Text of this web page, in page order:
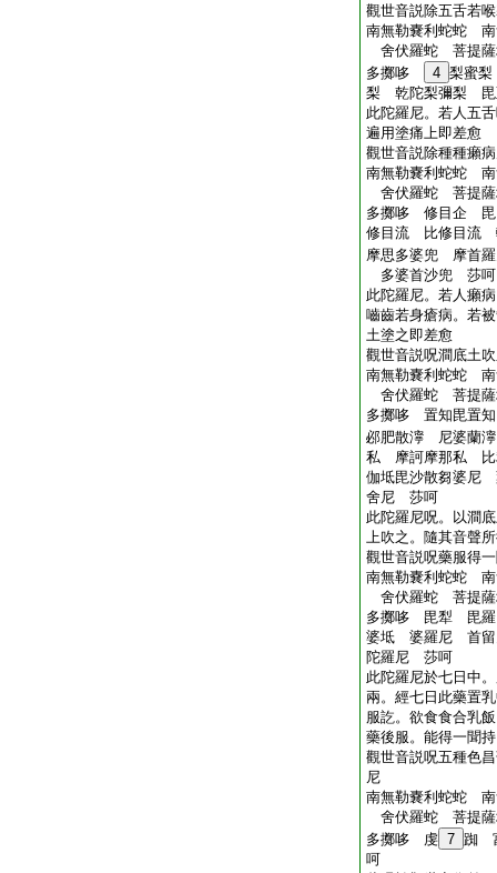
觀世音説除五舌若
南無勒嚢利蛇蛇
舍伏羅蛇 菩提
多擲哆
4 梨蜜
梨 乾陀梨彌梨
此陀羅尼。若人五
遍用塗痛上即差愈
觀世音説除種種癩
南無勒嚢利蛇蛇
舍伏羅蛇 菩提
多擲哆 修目企
修目流 比修目
摩思多婆兜 摩首
多婆首沙兜 莎呵
此陀羅尼。若人癩
嚙齒若身瘡病。若
土塗之即差愈
觀世音説呪澗底土
南無勒嚢利蛇蛇
舍伏羅蛇 菩提
多擲哆 置知毘
邲肥散濘 尼婆蘭
私 摩訶摩那私
伽坻毘沙散芻婆
舍尼 莎呵
此陀羅尼呪。以澗
上吹之。隨其音聲
觀世音説呪藥服得
南無勒嚢利蛇蛇
舍伏羅蛇 菩提
多擲哆 毘犁 毘
婆坻 婆羅尼 首
陀羅尼 莎呵
此陀羅尼於七日中
兩。經七日此藥置
服訖。欲食食合乳
藥後服。能得一聞
觀世音説呪五種色
尼
南無勒嚢利蛇蛇
舍伏羅蛇 菩提
多擲哆 虔 7 踟
呵